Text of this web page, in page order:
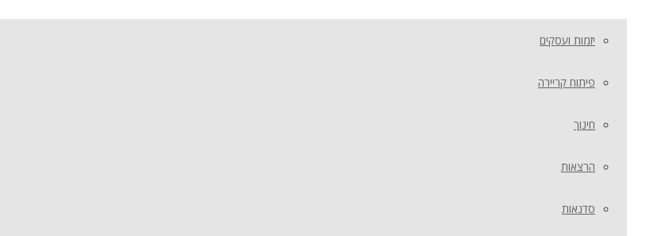
יזמות ועסקים
פיתוח קריירה
חינוך
הרצאות
סדנאות